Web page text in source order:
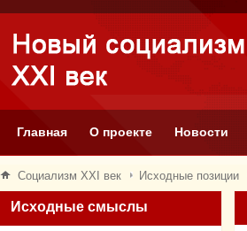
Главная О проекте Новости
Социализм XXI век Исходные позиции
Исходные смыслы